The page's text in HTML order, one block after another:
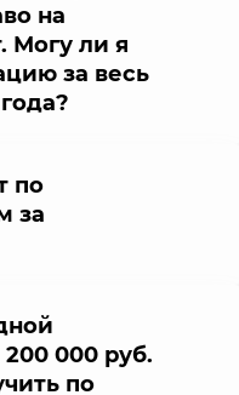
на
Могу ли я
за весь
по
за
200 000 руб.
по